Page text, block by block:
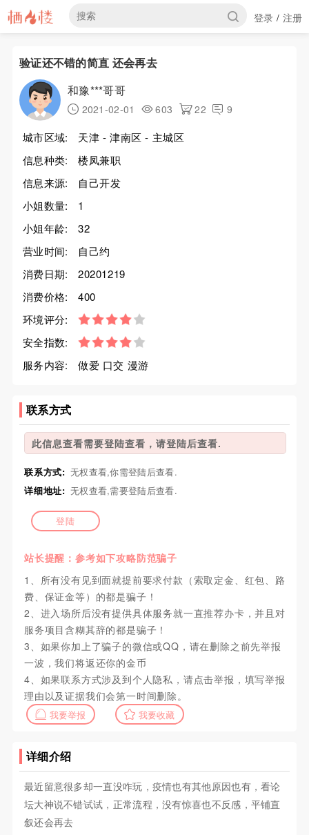
登录 / 注册
验证还不错的简直 还会再去
和豫***哥哥
2021-02-01 603 22 9
城市区域:
天津 - 津南区 - 主城区
信息种类:
楼凤兼职
信息来源:
自己开发
小姐数量:
1
小姐年龄:
32
营业时间:
自己约
消费日期:
20201219
消费价格:
400
环境评分:
安全指数:
服务内容:
做爱 口交 漫游
联系方式
此信息查看需要登陆查看，请登陆后查看.
联系方式: 无权查看,你需登陆后查看.
详细地址: 无权查看,需要登陆后查看.
登陆
站长提醒：参考如下攻略防范骗子
1、所有没有见到面就提前要求付款（索取定金、红包、路
费、保证金等）的都是骗子！
2、进入场所后没有提供具体服务就一直推荐办卡，并且对
服务项目含糊其辞的都是骗子！
3、如果你加上了骗子的微信或QQ，请在删除之前先举报
一波，我们将返还你的金币
4、如果联系方式涉及到个人隐私，请点击举报，填写举报
理由以及证据我们会第一时间删除。
我要举报 我要收藏
详细介绍
最近留意很多却一直没咋玩，疫情也有其他原因也有，看论
坛大神说不错试试，正常流程，没有惊喜也不反感，平铺直
叙还会再去